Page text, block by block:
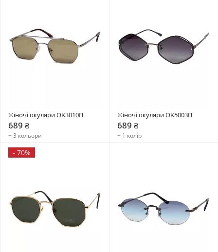
Жіночі окуляри OK3010П
689 ₴
+ 3 кольори
Жіночі окуляри OK5003П
689 ₴
+ 1 колір
- 70%